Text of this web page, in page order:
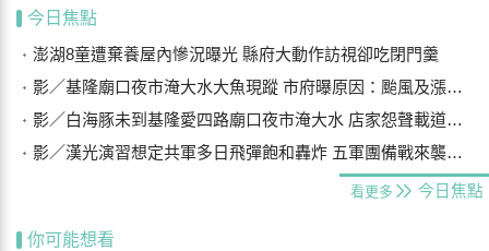
今日焦點
澎湖8童遭棄養屋內慘況曝光 縣府大動作訪視卻吃閉門羹
影／基隆廟口夜市淹大水大魚現蹤 市府曝原因：颱風及漲潮海水倒灌
影／白海豚未到基隆愛四路廟口夜市淹大水 店家怨聲載道…封路排水
影／漢光演習想定共軍多日飛彈飽和轟炸 五軍團備戰來襲船團
看更多 今日焦點
你可能想看